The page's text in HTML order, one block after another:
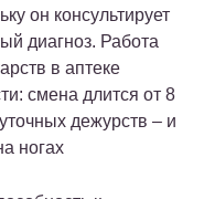
он консультирует
диагноз. Работа
в аптеке
смена длится от 8
дежурств – и
ногах